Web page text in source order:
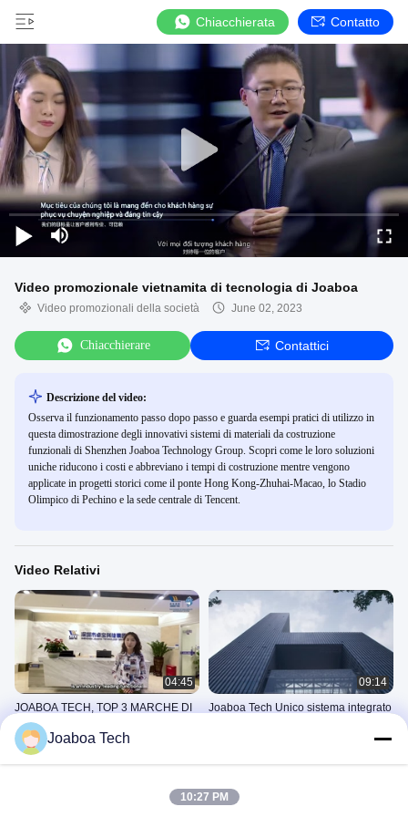
Chiacchierata Contatto
Video promozionale vietnamita di tecnologia di Joaboa
Video promozionali della società June 02, 2023
Chiacchierare Contattici
Descrizione del video:
Osserva il funzionamento passo dopo passo e guarda esempi pratici di utilizzo in
questa dimostrazione degli innovativi sistemi di materiali da costruzione
funzionali di Shenzhen Joaboa Technology Group. Scopri come le loro soluzioni
uniche riducono i costi e abbreviano i tempi di costruzione mentre vengono
applicate in progetti storici come il ponte Hong Kong-Zhuhai-Macao, lo Stadio
Olimpico di Pechino e la sede centrale di Tencent.
Video Relativi
04:45
JOABOA TECH, TOP 3 MARCHE DI
MATERIALI DI CUSTRUZIONE
impermeabili dalla Cina
Video Promozionali Della
Società
09:14
Joaboa Tech Unico sistema integrato
Joaboa Tech
10:27 PM